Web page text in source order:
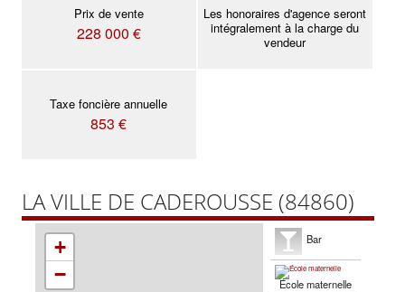
Prix de vente
228 000 €
Les honoraires d'agence seront
intégralement à la charge du
vendeur
Taxe foncière annuelle
853 €
LA VILLE DE CADEROUSSE (84860)
+
−
Bar
École maternelle